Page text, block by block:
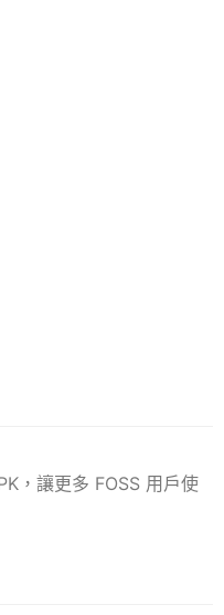
，讓更多 FOSS 用戶使